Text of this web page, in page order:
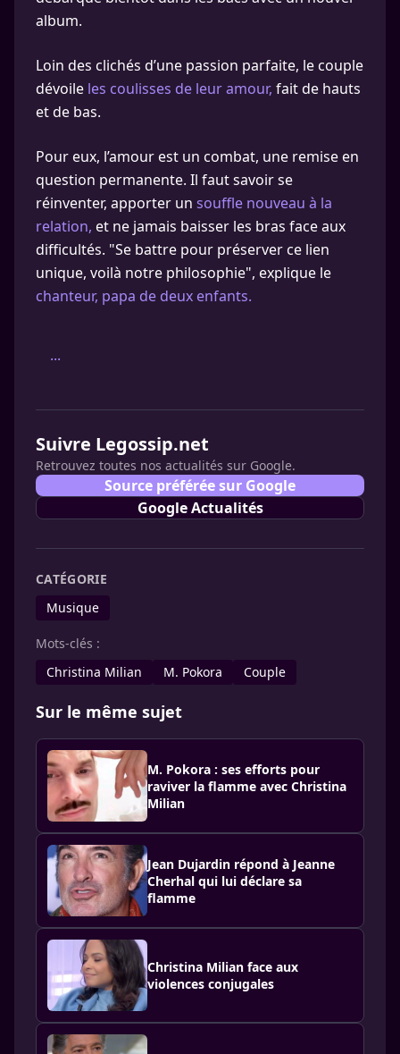
album.
Loin des clichés d’une passion parfaite, le couple
dévoile les coulisses de leur amour, fait de hauts
et de bas.
Pour eux, l’amour est un combat, une remise en
question permanente. Il faut savoir se
réinventer, apporter un souffle nouveau à la
relation, et ne jamais baisser les bras face aux
difficultés. "Se battre pour préserver ce lien
unique, voilà notre philosophie", explique le
chanteur, papa de deux enfants.
...
Suivre Legossip.net
Retrouvez toutes nos actualités sur Google.
Source préférée sur Google
Google Actualités
CATÉGORIE
Musique
Mots-clés :
Christina Milian
M. Pokora Couple
Sur le même sujet
M. Pokora : ses efforts pour
raviver la flamme avec Christina
Milian
Jean Dujardin répond à Jeanne
Cherhal qui lui déclare sa
flamme
Christina Milian face aux
violences conjugales